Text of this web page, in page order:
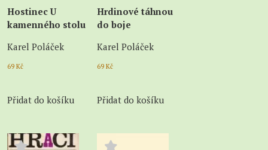
Hostinec U
kamenného stolu
Karel Poláček
69 Kč
Přidat do košíku
Hrdinové táhnou
do boje
Karel Poláček
69 Kč
Přidat do košíku